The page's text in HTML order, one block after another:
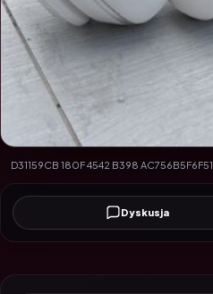
D31159CB 180F 4542 B398 AC756B5F6F51
Dyskusja